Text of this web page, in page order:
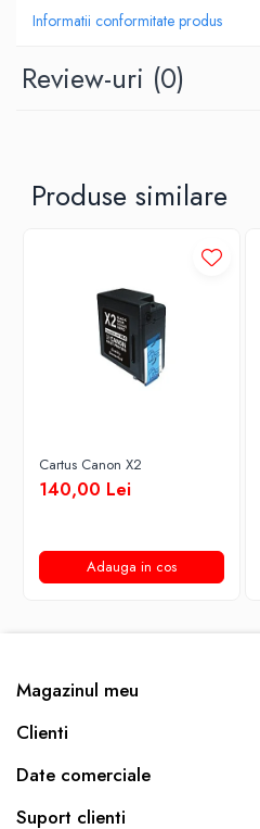
Informatii conformitate produs
Review-uri (0)
Produse similare
Cartus Canon X2
140,00 Lei
Adauga in cos
Magazinul meu
Clienti
Date comerciale
Suport clienti